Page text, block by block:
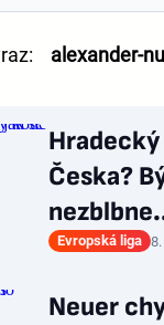
alexander-
Česka?
Evropská liga
Neuer